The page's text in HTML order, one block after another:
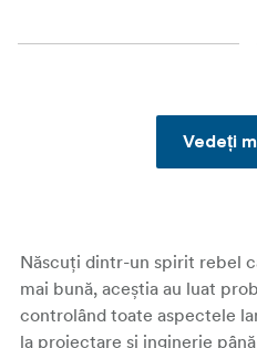
Vedeți
Născuți dintr-un spirit rebel
mai bună, aceștia au luat
controlând toate aspectele
la proiectare și inginerie